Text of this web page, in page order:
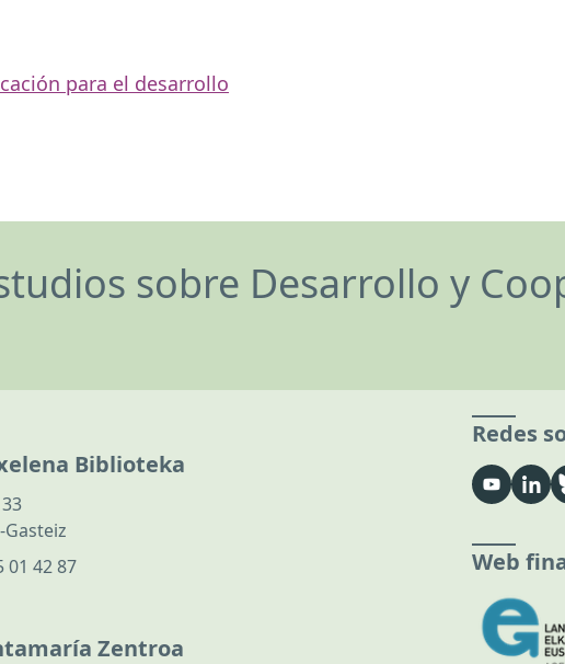
para el desarrollo
sobre Desarrollo y
Biblioteka
01 42 87
Zentroa
Redes
Web